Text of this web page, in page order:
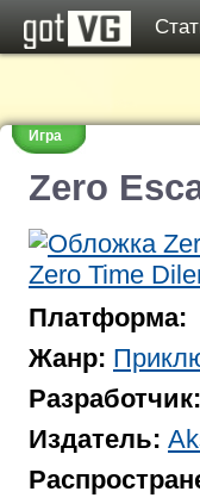
Игра
Zero
Платформа:
Жанр:
Разработчик:
Издатель: